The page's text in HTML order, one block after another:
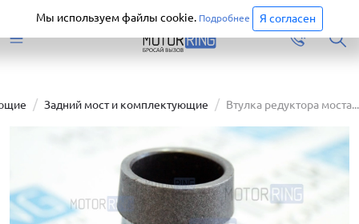
Перейти
Задний мост и комплектующие Втулка редуктора моста...
Мы используем файлы cookie. Подробнее Я согласен